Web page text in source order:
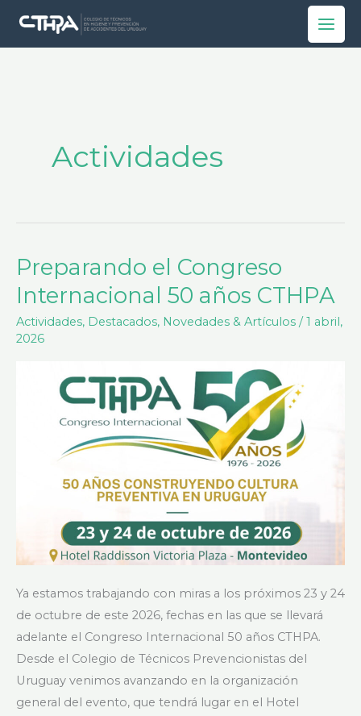
Actividades
Preparando el Congreso
Internacional 50 años CTHPA
Actividades, Destacados, Novedades & Artículos /1 abril,
2026
Ya estamos trabajando con miras a los próximos 23 y 24
de octubre de este 2026, fechas en las que se llevará
adelante el Congreso Internacional 50 años CTHPA.
Desde el Colegio de Técnicos Prevencionistas del
Uruguay venimos avanzando en la organización
general del evento, que tendrá lugar en el Hotel
Preparando
el
Congreso
Internacional